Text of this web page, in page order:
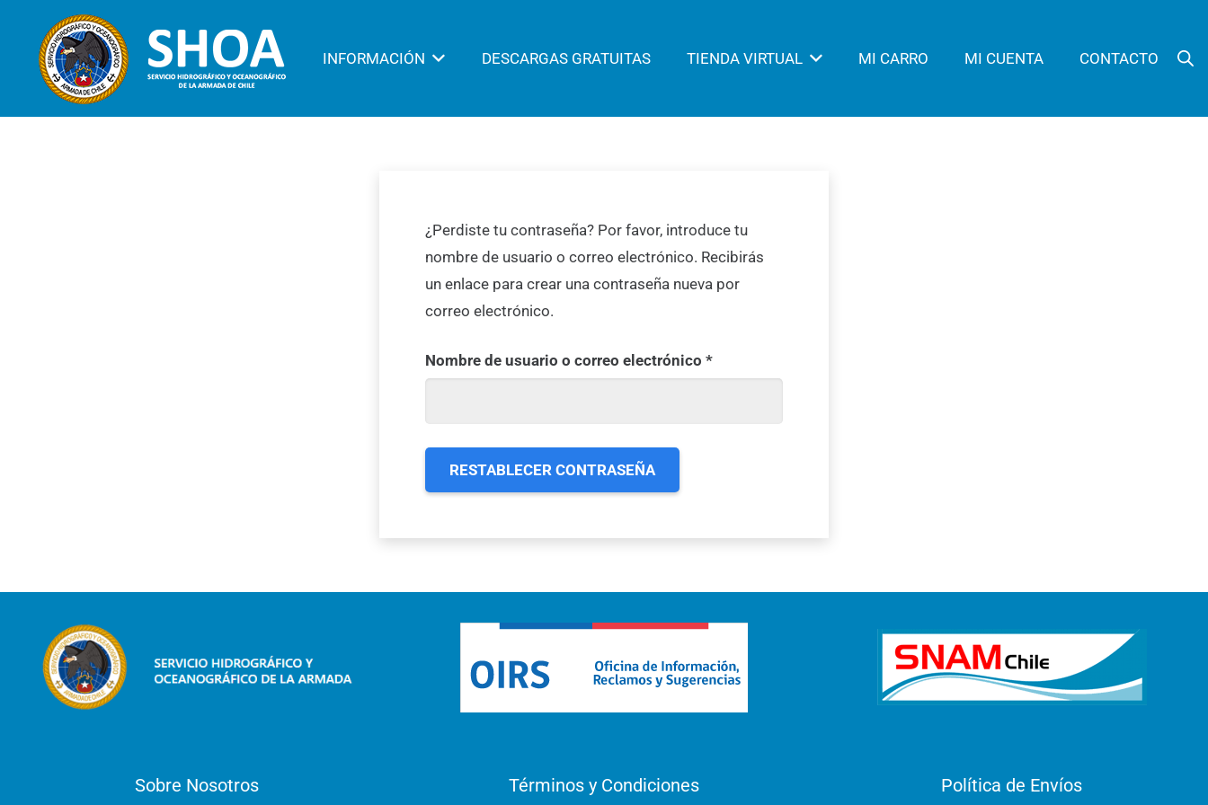
INFORMACIÓN DESCARGAS GRATUITAS TIENDA VIRTUAL MI CARRO MI CUENTA CONTACTO
¿Perdiste tu contraseña? Por favor, introduce tu
nombre de usuario o correo electrónico. Recibirás
un enlace para crear una contraseña nueva por
correo electrónico.
Nombre de usuario o correo electrónico *Obligatorio
RESTABLECER CONTRASEÑA
Sobre Nosotros Términos y Condiciones Política de Envíos